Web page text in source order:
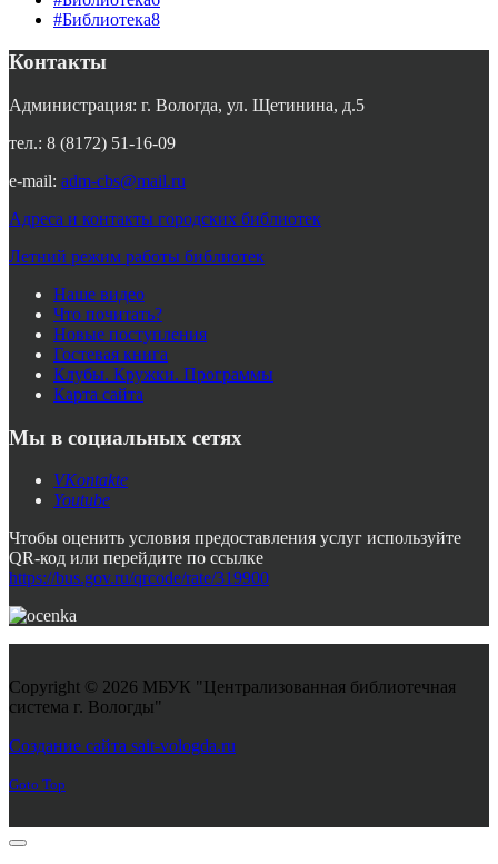
#Библиотека8
Контакты
Администрация: г. Вологда, ул. Щетинина, д.5
тел.: 8 (8172) 51-16-09
e-mail: adm-cbs@mail.ru
Адреса и контакты городских библиотек
Летний режим работы библиотек
Наше видео
Что почитать?
Новые поступления
Гостевая книга
Клубы. Кружки. Программы
Карта сайта
Мы в социальных сетях
VKontakte
Youtube
Чтобы оценить условия предоставления услуг используйте
QR-код или перейдите по ссылке
https://bus.gov.ru/qrcode/rate/319900
Copyright © 2026 МБУК "Централизованная библиотечная
система г. Вологды"
Создание сайта sait-vologda.ru
Goto Top